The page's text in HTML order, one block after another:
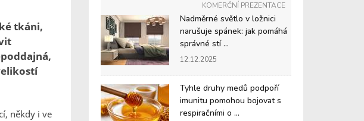
tkáni,
někdy i ve
KOMERČNÍ PREZENTACE
Nadměrné světlo v ložnici
narušuje spánek: jak pomáhá
správné stí ...
12.12.2025
Tyhle druhy medů podpoří
imunitu pomohou bojovat s
respiračními o ...